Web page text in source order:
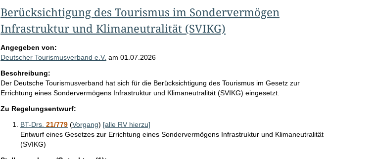
b
n
e
o
Berücksichtigung des Tourismus im Sondervermögen
Infrastruktur und Klimaneutralität (SVIKG)
Angegeben von:
Deutscher Tourismusverband e.V. am 01.07.2026
Beschreibung:
Der Deutsche Tourismusverband hat sich für die Berücksichtigung des Tourismus im Gesetz zur
Errichtung eines Sondervermögens Infrastruktur und Klimaneutralität (SVIKG) eingesetzt.
Zu Regelungsentwurf:
BT-Drs. 21/779(Vorgang) [alle RV hierzu]
Entwurf eines Gesetzes zur Errichtung eines Sondervermögens Infrastruktur und Klimaneutralität
(SVIKG)